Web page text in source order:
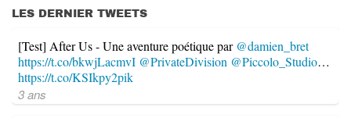
LES DERNIER TWEETS
[Test] After Us - Une aventure poétique par @damien_bret
https://t.co/bkwjLacmvI @PrivateDivision @Piccolo_Studio…
https://t.co/KSIkpy2pik
3 ans